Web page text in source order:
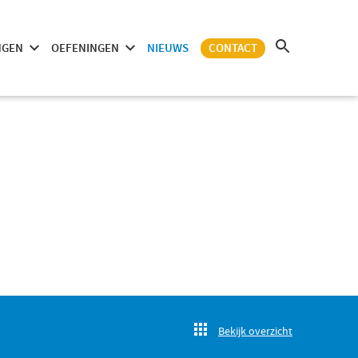
OEFENINGEN NIEUWS CONTACT
Bekijk overzicht